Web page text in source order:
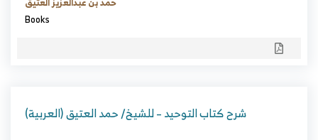
Books
(العربية) شرح كتاب التوحيد – للشيخ/ حمد العتيق